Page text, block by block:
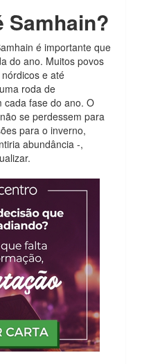
Samhain?
é importante que
do ano. Muitos povos
e até
roda de
cada fase do ano. O
se perdessem para
para o inverno,
abundância -,